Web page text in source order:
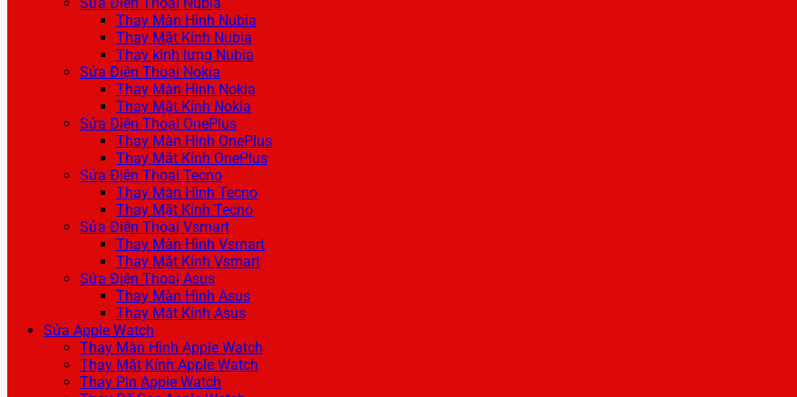
Thay Màn Hình Nubia
Thay Mặt Kính Nubia
Thay kính lưng Nubia
Sửa Điện Thoại Nokia
Thay Màn Hình Nokia
Thay Mặt Kính Nokia
Sửa Điện Thoại OnePlus
Thay Màn Hình OnePlus
Thay Mặt Kính OnePlus
Sửa Điện Thoại Tecno
Thay Màn Hình Tecno
Thay Mặt Kính Tecno
Sửa Điện Thoại Vsmart
Thay Màn Hình Vsmart
Thay Mặt Kính Vsmart
Sửa Điện Thoại Asus
Thay Màn Hình Asus
Thay Mặt Kính Asus
Sửa Apple Watch
Thay Màn Hình Apple Watch
Thay Mặt Kính Apple Watch
Thay Pin Apple Watch